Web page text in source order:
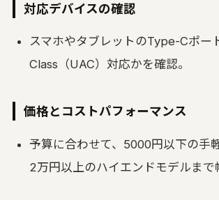
対応デバイスの確認
スマホやタブレットのType-Cポー
Class（UAC）対応かを確認。
価格とコストパフォーマンス
予算に合わせて、5000円以下の手
2万円以上のハイエンドモデルまで